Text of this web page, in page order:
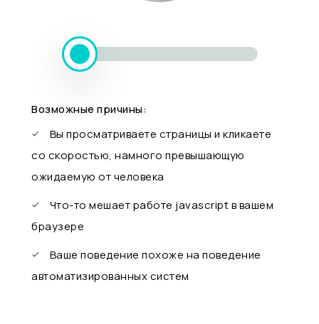
Возможные причины:
Вы просматриваете страницы и кликаете
со скоростью, намного превышающую
ожидаемую от человека
Что-то мешает работе javascript в вашем
браузере
Ваше поведение похоже на поведение
автоматизированных систем